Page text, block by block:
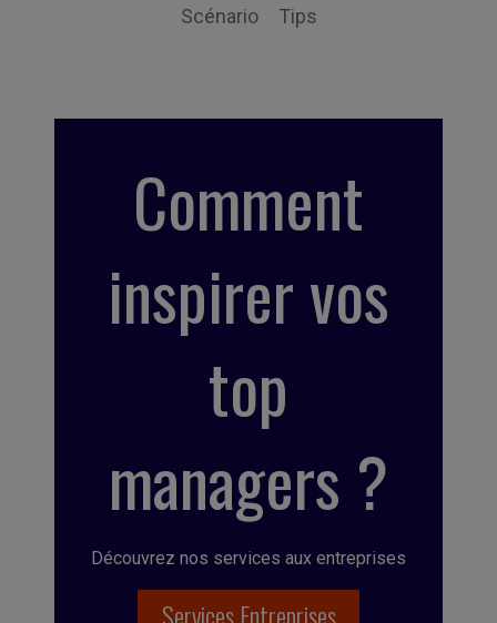
Scénario Tips
Comment
inspirer vos
top
managers ?
Découvrez nos services aux entreprises